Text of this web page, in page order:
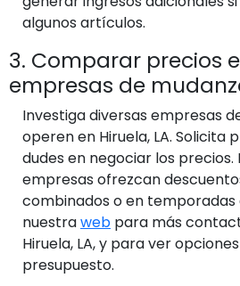
algunos artículos.
3. Comparar precios
empresas de
Investiga diversas empresas
operen en Hiruela, LA. Solicita
dudes en negociar los precios.
empresas ofrezcan
combinados o en temporadas
nuestraweb para más
Hiruela, LA, y para ver
presupuesto.